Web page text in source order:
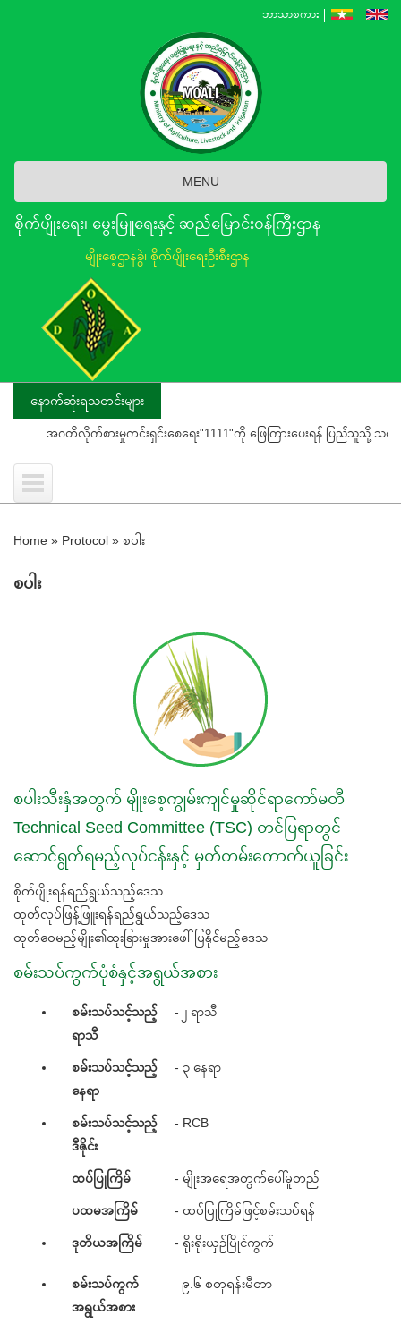
ဘာသာစကား
MENU
စိုက်ပျိုးရေး၊ မွေးမြူရေးနှင့် ဆည်မြောင်း၀န်ကြီးဌာန
မျိုးစေ့ဌာနခွဲ၊ စိုက်ပျိုးရေးဦးစီးဌာန
နောက်ဆုံးရသတင်းများ
ဂတိလိုက်စားမှုကင်းရှင်းစေရေး"1111"ကို ဖြေကြားပေးရန် ပြည်သူသို့ သတိပေးနှိုးဆော်ခ
Home » Protocol » စပါး
စပါး
စပါးသီးနှံအတွက် မျိုးစေ့ကျွမ်းကျင်မှုဆိုင်ရာကော်မတီ
Technical Seed Committee (TSC) တင်ပြရာတွင်
ဆောင်ရွက်ရမည့်လုပ်ငန်းနှင့် မှတ်တမ်းကောက်ယူခြင်း
စိုက်ပျိုးရန်ရည်ရွယ်သည့်ဒေသ
ထုတ်လုပ်ဖြန့်ဖြူးရန်ရည်ရွယ်သည့်ဒေသ
ထုတ်ဝေမည့်မျိုး၏ထူးခြားမှုအားဖေါ်ပြနိုင်မည့်ဒေသ
စမ်းသပ်ကွက်ပုံစံနှင့်အရွယ်အစား
စမ်းသပ်သင့်သည့်
ရာသီ
- ၂ ရာသီ
စမ်းသပ်သင့်သည့်
နေရာ
- ၃ နေရာ
စမ်းသပ်သင့်သည့်
ဒီဇိုင်း
- RCB
ထပ်ပြုကြိမ် - မျိုးအရေအတွက်ပေါ်မူတည်
ပထမအကြိမ် - ထပ်ပြုကြိမ်ဖြင့်စမ်းသပ်ရန်
ဒုတိယအကြိမ် - ရိုးရိုးယှဉ်ပြိုင်ကွက်
စမ်းသပ်ကွက်
အရွယ်အစား
၉.၆ စတုရန်းမီတာ